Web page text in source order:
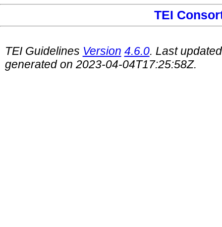
TEI
TEI Guidelines Version 4.6.0. Last
generated on 2023-04-04T17:25:58Z.